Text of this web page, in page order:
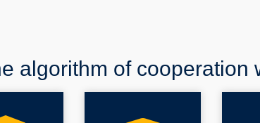
algorithm of cooperation